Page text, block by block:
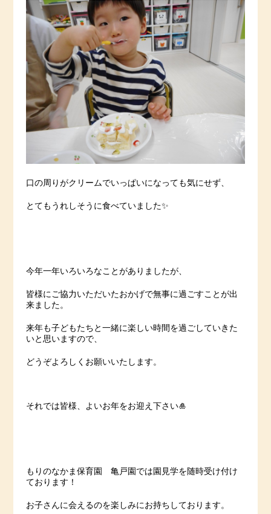
口の周りがクリームでいっぱいになっても気にせず、
とてもうれしそうに食べていました✨
今年一年いろいろなことがありましたが、
皆様にご協力いただいたおかげで無事に過ごすことが出
来ました。
来年も子どもたちと一緒に楽しい時間を過ごしていきた
いと思いますので、
どうぞよろしくお願いいたします。
それでは皆様、よいお年をお迎え下さい🎍
もりのなかま保育園 亀戸園では園見学を随時受け付け
ております！
お子さんに会えるのを楽しみにお持ちしております。